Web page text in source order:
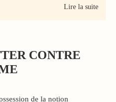
Lire la suite
CONTRE
de la notion